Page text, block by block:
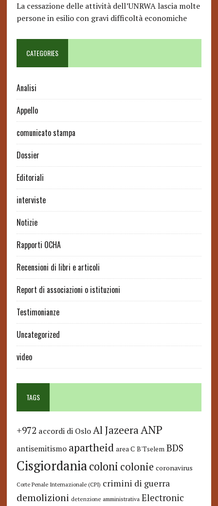
La cessazione delle attività dell’UNRWA lascia molte
persone in esilio con gravi difficoltà economiche
CATEGORIES
Analisi
Appello
comunicato stampa
Dossier
Editoriali
interviste
Notizie
Rapporti OCHA
Recensioni di libri e articoli
Report di associazioni o istituzioni
Testimonianze
Uncategorized
video
TAGS
+972 accordi di Oslo Al JazeeraANP
antisemitismo apartheid area C B'Tselem BDS
Cisgiordaniacoloni colonie coronavirus
Corte Penale Internazionale (CPI) crimini di guerra
demolizioni detenzione amministrativa Electronic